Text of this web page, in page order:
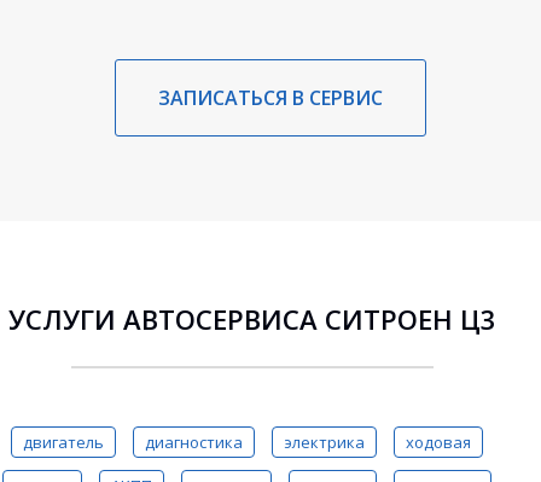
ЗАПИСАТЬСЯ В СЕРВИС
УСЛУГИ АВТОСЕРВИСА СИТРОЕН Ц3
двигатель диагностика электрика
ходовая